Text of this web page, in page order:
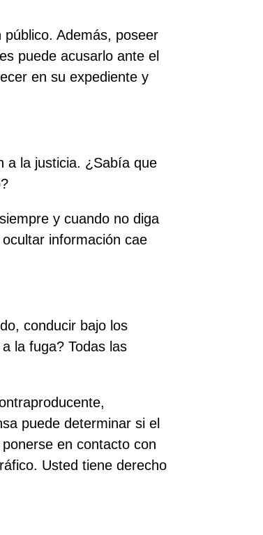
Además, poseer
puede acusarlo ante el
en su expediente y
a la justicia. ¿Sabía que
y cuando no diga
información cae
conducir bajo los
la fuga? Todas las
puede determinar si el
en contacto con
Usted tiene derecho